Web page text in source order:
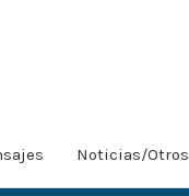
Noticias/Otros